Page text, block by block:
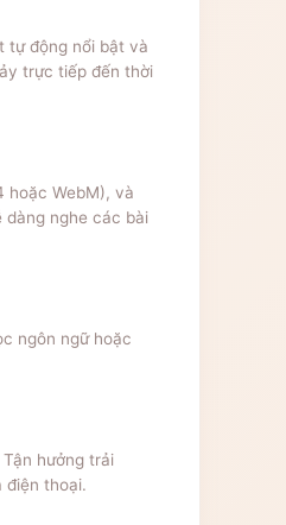
tự động nổi bật và
trực tiếp đến thời
hoặc WebM), và
dàng nghe các bài
ngôn ngữ hoặc
hưởng trải
điện thoại.